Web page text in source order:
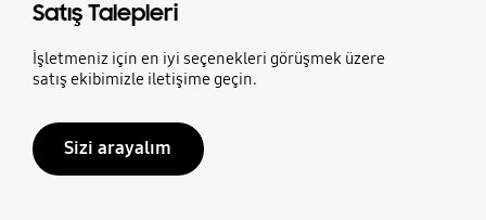
Satış Talepleri
İşletmeniz için en iyi seçenekleri görüşmek üzere
satış ekibimizle iletişime geçin.
Sizi arayalım